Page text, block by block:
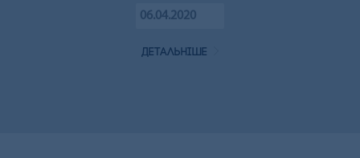
06.04.2020
детальніше